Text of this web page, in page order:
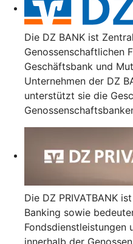
Die DZ BANK ist
Genossenschaftlichen
Geschäftsbank und
Unternehmen der DZ
unterstützt sie die
Die DZ PRIVATBANK
Banking sowie
Fondsdienstleistungen
innerhalb der